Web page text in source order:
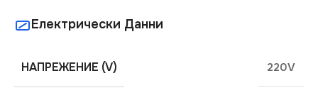
Електрически Данни
НАПРЕЖЕНИЕ (V) 220V